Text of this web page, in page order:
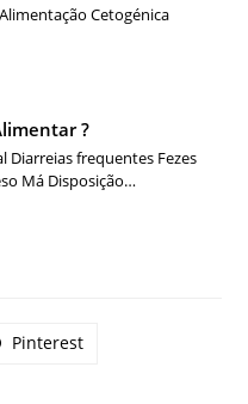
Cetogénica
?
Diarreias frequentes Fezes
Má Disposição…
Pinterest